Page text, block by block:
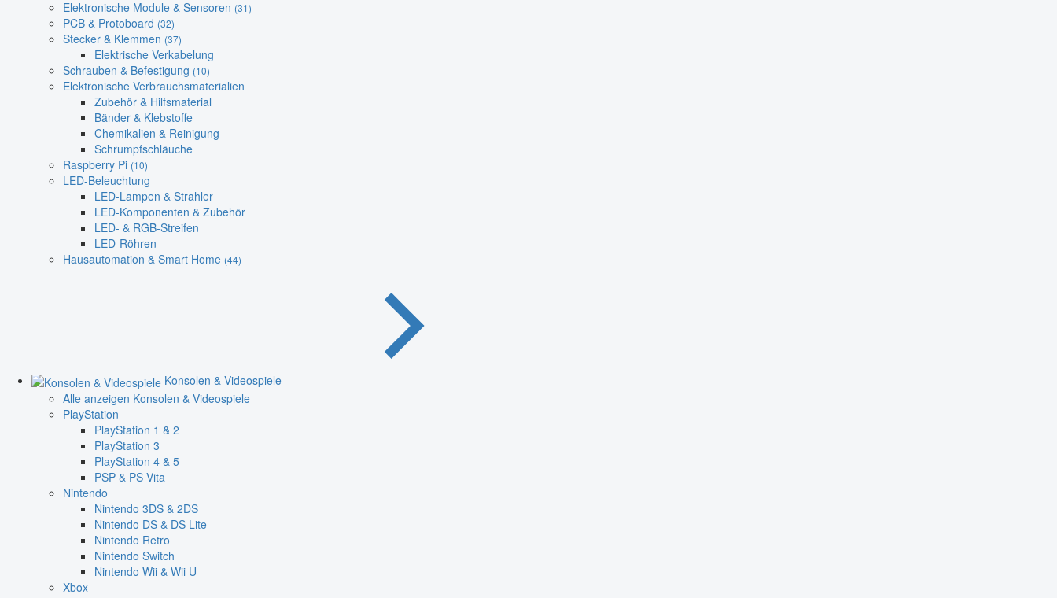
Elektronische Module & Sensoren (31)
PCB & Protoboard (32)
Stecker & Klemmen (37)
Elektrische Verkabelung
Schrauben & Befestigung (10)
Elektronische Verbrauchsmaterialien
Zubehör & Hilfsmaterial
Bänder & Klebstoffe
Chemikalien & Reinigung
Schrumpfschläuche
Raspberry Pi (10)
LED-Beleuchtung
LED-Lampen & Strahler
LED-Komponenten & Zubehör
LED- & RGB-Streifen
LED-Röhren
Hausautomation & Smart Home (44)
Konsolen & Videospiele
Alle anzeigen Konsolen & Videospiele
PlayStation
PlayStation 1 & 2
PlayStation 3
PlayStation 4 & 5
PSP & PS Vita
Nintendo
Nintendo 3DS & 2DS
Nintendo DS & DS Lite
Nintendo Retro
Nintendo Switch
Nintendo Wii & Wii U
Xbox